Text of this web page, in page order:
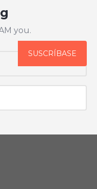
you.